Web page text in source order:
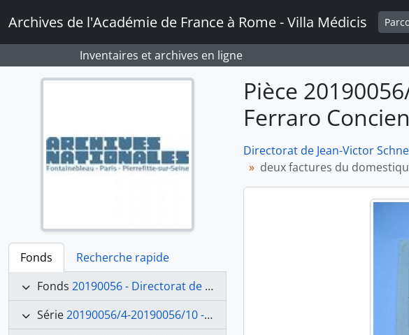
Archives de l'Académie de France à Rome - Villa Médicis
Inventaires et archives en ligne
Fonds
Recherche rapide
Fonds 20190056 - Directorat de Jean-Victor Schnetz (1841-1846)
Série20190056/4-20190056/10 - Suivi comptable et financier
Pièce
Ferraro
Directorat de Jean-Victor
deux factures du